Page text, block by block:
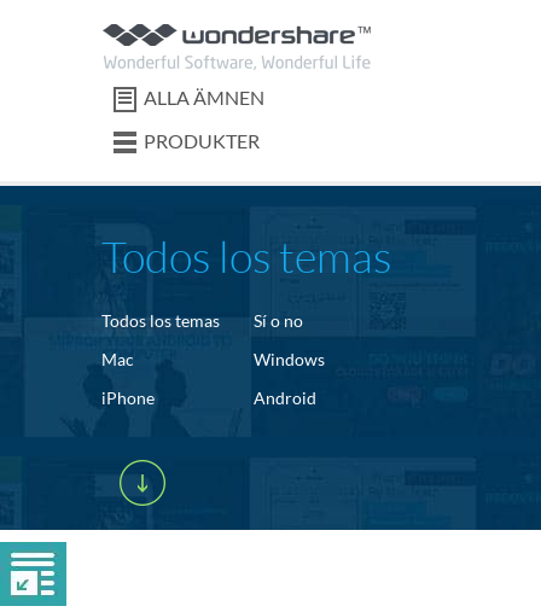
ALLA ÄMNEN
PRODUKTER
Todos los temas
Todos los temas
Sí o no
Mac
Windows
iPhone
Android